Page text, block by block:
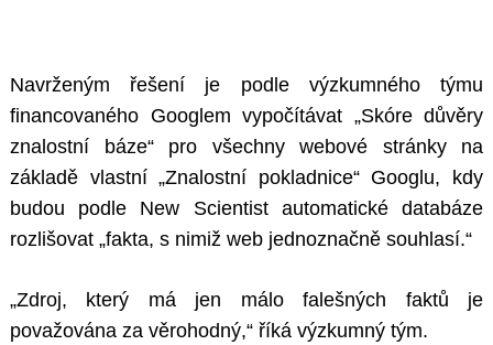
Navrženým řešení je podle výzkumného týmu
financovaného Googlem vypočítávat „Skóre důvěry
znalostní báze“ pro všechny webové stránky na
základě vlastní „Znalostní pokladnice“ Googlu, kdy
budou podle New Scientist automatické databáze
rozlišovat „fakta, s nimiž web jednoznačně souhlasí.“
„Zdroj, který má jen málo falešných faktů je
považována za věrohodný,“ říká výzkumný tým.